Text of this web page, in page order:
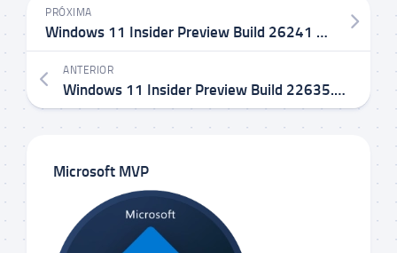
PRÓXIMA
Windows 11 Insider Preview Build 26241 no Canal Canary
ANTERIOR
Windows 11 Insider Preview Build 22635.3785 KB5039319 no Canal Beta
Microsoft MVP